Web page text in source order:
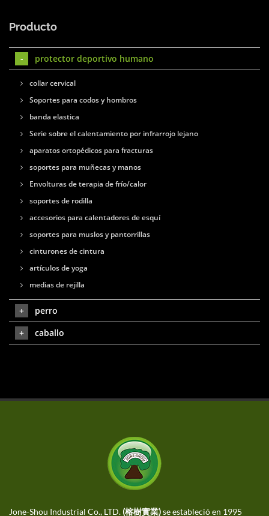
Producto
protector deportivo humano
collar cervical
Soportes para codos y hombros
banda elastica
Serie sobre el calentamiento por infrarrojo lejano
aparatos ortopédicos para fracturas
soportes para muñecas y manos
Envolturas de terapia de frío/calor
soportes de rodilla
accesorios para calentadores de esquí
soportes para muslos y pantorrillas
cinturones de cintura
artículos de yoga
medias de rejilla
perro
caballo
Jone-Shou Industrial Co., LTD. (榕樹實業)se estableció en 1995